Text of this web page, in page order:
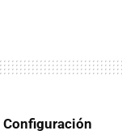
Configuración